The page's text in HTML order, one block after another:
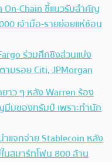
On-Chain ชี้แนวรับสำคัญ
เจ้ามือ-รายย่อยแห่ช้อน
ร่วมศึกชิงส่วนแบ่ง
ามรอย Citi, JPMorgan
าว ๆ หลัง Warren ร้อง
มีมของทรัมป์ เพราะทำนัก
แจกจ่าย Stablecoin หลัง
นสมาร์ทโฟน 800 ล้าน